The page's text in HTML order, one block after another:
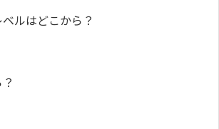
ルはどこから？